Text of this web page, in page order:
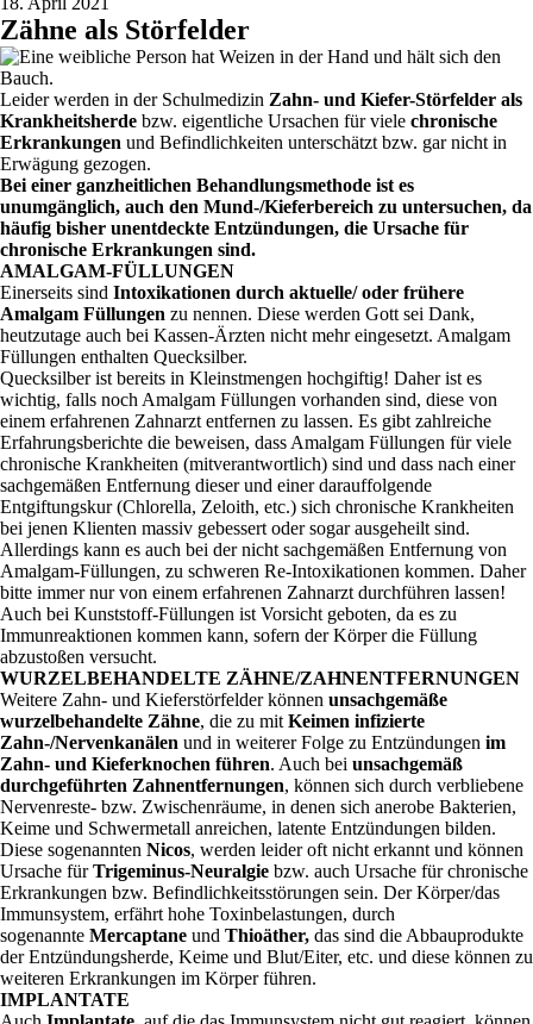
Zähne als Störfelder
Leider werden in der Schulmedizin Zahn- und Kiefer-Störfelder als
Krankheitsherde bzw. eigentliche Ursachen für viele chronische
Erkrankungen und Befindlichkeiten unterschätzt bzw. gar nicht in
Erwägung gezogen.
Bei einer ganzheitlichen Behandlungsmethode ist es
unumgänglich, auch den Mund-/Kieferbereich zu untersuchen, da
häufig bisher unentdeckte Entzündungen, die Ursache für
chronische Erkrankungen sind.
AMALGAM-FÜLLUNGEN
Einerseits sind Intoxikationen durch aktuelle/ oder frühere
Amalgam Füllungen zu nennen. Diese werden Gott sei Dank,
heutzutage auch bei Kassen-Ärzten nicht mehr eingesetzt. Amalgam
Füllungen enthalten Quecksilber.
Quecksilber ist bereits in Kleinstmengen hochgiftig! Daher ist es
wichtig, falls noch Amalgam Füllungen vorhanden sind, diese von
einem erfahrenen Zahnarzt entfernen zu lassen. Es gibt zahlreiche
Erfahrungsberichte die beweisen, dass Amalgam Füllungen für viele
chronische Krankheiten (mitverantwortlich) sind und dass nach einer
sachgemäßen Entfernung dieser und einer darauffolgende
Entgiftungskur (Chlorella, Zeloith, etc.) sich chronische Krankheiten
bei jenen Klienten massiv gebessert oder sogar ausgeheilt sind.
Allerdings kann es auch bei der nicht sachgemäßen Entfernung von
Amalgam-Füllungen, zu schweren Re-Intoxikationen kommen. Daher
bitte immer nur von einem erfahrenen Zahnarzt durchführen lassen!
Auch bei Kunststoff-Füllungen ist Vorsicht geboten, da es zu
Immunreaktionen kommen kann, sofern der Körper die Füllung
abzustoßen versucht.
WURZELBEHANDELTE ZÄHNE/ZAHNENTFERNUNGEN
Weitere Zahn- und Kieferstörfelder können unsachgemäße
wurzelbehandelte Zähne, die zu mit Keimen infizierte
Zahn-/Nervenkanälen und in weiterer Folge zu Entzündungen im
Zahn- und Kieferknochen führen. Auch bei unsachgemäß
durchgeführten Zahnentfernungen, können sich durch verbliebene
Nervenreste- bzw. Zwischenräume, in denen sich anerobe Bakterien,
Keime und Schwermetall anreichen, latente Entzündungen bilden.
Diese sogenannten Nicos, werden leider oft nicht erkannt und können
Ursache fürTrigeminus-Neuralgie bzw. auch Ursache für chronische
Erkrankungen bzw. Befindlichkeitsstörungen sein. Der Körper/das
Immunsystem, erfährt hohe Toxinbelastungen, durch
sogenannte Mercaptane und Thioäther, das sind die Abbauprodukte
der Entzündungsherde, Keime und Blut/Eiter, etc. und diese können zu
weiteren Erkrankungen im Körper führen.
IMPLANTATE